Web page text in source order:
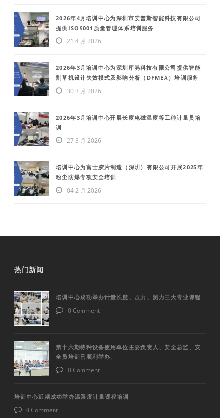
2026年4月培训中心为深圳市安普斯智能科技有限公司
提供ISO9001质量管理体系培训服务
21 4 月 2026
2026年3月培训中心为深圳库犸科技有限公司提供智能
割草机设计失效模式及影响分析（DFMEA）培训服务
30 3 月 2026
2026年3月培训中心开展长度电磁温度等工种计量员培
训
27 3 月 2026
培训中心为富士胶片制造（深圳）有限公司开展2025年
粉尘防爆专项安全培训
04 2 月 2026
热门新闻
培训中心成功举办计量长度、压力、测力三大专业课程
0 Comment
第十六期特种设备使用单位主要负责人、安全总监、安
全员培训已顺利举办。
0 Comment
培训中心近期成功举办温湿度计量课程培训
0 Comment